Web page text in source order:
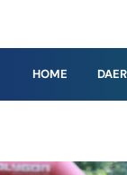
HOME